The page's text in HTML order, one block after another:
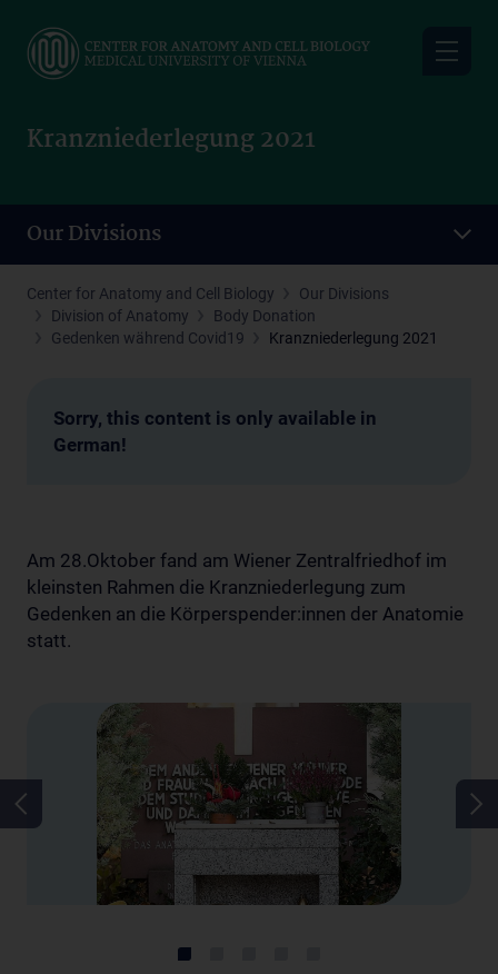
main
Kranzniederlegung 2021
Our Divisions
Center for Anatomy and Cell Biology
Our Divisions
Division of Anatomy
Body Donation
Gedenken während Covid19
Kranzniederlegung 2021
Sorry, this content is only available in
German!
Am 28.Oktober fand am Wiener Zentralfriedhof im
kleinsten Rahmen die Kranzniederlegung zum
Gedenken an die Körperspender:innen der Anatomie
statt.